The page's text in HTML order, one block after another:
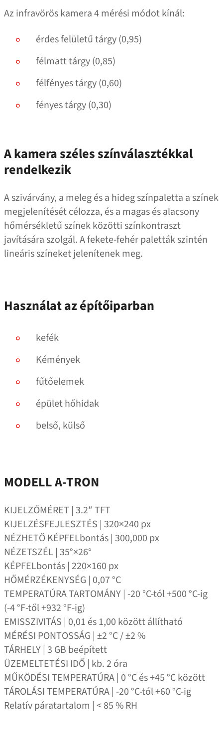
Az infravörös kamera 4 mérési módot kínál:
érdes felületű tárgy (0,95)
félmatt tárgy (0,85)
félfényes tárgy (0,60)
fényes tárgy (0,30)
A kamera széles színválasztékkal
rendelkezik
A szivárvány, a meleg és a hideg színpaletta a színek
megjelenítését célozza, és a magas és alacsony
hőmérsékletű színek közötti színkontraszt
javítására szolgál. A fekete-fehér paletták szintén
lineáris színeket jelenítenek meg.
Használat az építőiparban
kefék
Kémények
fűtőelemek
épület hőhidak
belső, külső
MODELL A‑TRON
KIJELZŐMÉRET | 3.2″ TFT
KIJELZÉSFEJLESZTÉS | 320×240 px
NÉZHETŐ KÉPFELbontás | 300,000 px
NÉZETSZÉL | 35°×26°
KÉPFELbontás | 220×160 px
HŐMÉRZÉKENYSÉG | 0,07 °C
TEMPERATÚRA TARTOMÁNY | ‑20 °C‑tól +500 °C‑ig
(-4 °F‑től +932 °F‑ig)
EMISSZIVITÁS | 0,01 és 1,00 között állítható
MÉRÉSI PONTOSSÁG | ±2 °C / ±2 %
TÁRHELY | 3 GB beépített
ÜZEMELTETÉSI IDŐ | kb. 2 óra
MŰKÖDÉSI TEMPERATÚRA | 0 °C és +45 °C között
TÁROLÁSI TEMPERATÚRA | ‑20 °C‑tól +60 °C‑ig
Relatív páratartalom | < 85 % RH